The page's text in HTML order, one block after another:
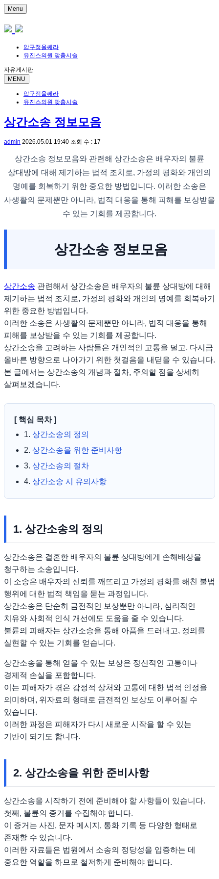
Menu
압구정울쎄라
유진스의원 맞춤시술
자유게시판
MENU
압구정울쎄라
유진스의원 맞춤시술
상간소송 정보모음
admin 2026.05.01 19:40 조회 수 : 17
상간소송 정보모음와 관련해 상간소송은 배우자의 불륜
상대방에 대해 제기하는 법적 조치로, 가정의 평화와 개인의
명예를 회복하기 위한 중요한 방법입니다. 이러한 소송은
사생활의 문제뿐만 아니라, 법적 대응을 통해 피해를 보상받을
수 있는 기회를 제공합니다.
상간소송 정보모음
상간소송 관련해서 상간소송은 배우자의 불륜 상대방에 대해
제기하는 법적 조치로, 가정의 평화와 개인의 명예를 회복하기
위한 중요한 방법입니다.
이러한 소송은 사생활의 문제뿐만 아니라, 법적 대응을 통해
피해를 보상받을 수 있는 기회를 제공합니다.
상간소송을 고려하는 사람들은 개인적인 고통을 덜고, 다시금
올바른 방향으로 나아가기 위한 첫걸음을 내딛을 수 있습니다.
본 글에서는 상간소송의 개념과 절차, 주의할 점을 상세히
살펴보겠습니다.
[ 핵심 목차 ]
1. 상간소송의 정의
2. 상간소송을 위한 준비사항
3. 상간소송의 절차
4. 상간소송 시 유의사항
1. 상간소송의 정의
상간소송은 결혼한 배우자의 불륜 상대방에게 손해배상을
청구하는 소송입니다.
이 소송은 배우자의 신뢰를 깨뜨리고 가정의 평화를 해친 불법
행위에 대한 법적 책임을 묻는 과정입니다.
상간소송은 단순히 금전적인 보상뿐만 아니라, 심리적인
치유와 사회적 인식 개선에도 도움을 줄 수 있습니다.
불륜의 피해자는 상간소송을 통해 아픔을 드러내고, 정의를
실현할 수 있는 기회를 얻습니다.
상간소송을 통해 얻을 수 있는 보상은 정신적인 고통이나
경제적 손실을 포함합니다.
이는 피해자가 겪은 감정적 상처와 고통에 대한 법적 인정을
의미하며, 위자료의 형태로 금전적인 보상도 이루어질 수
있습니다.
이러한 과정은 피해자가 다시 새로운 시작을 할 수 있는
기반이 되기도 합니다.
2. 상간소송을 위한 준비사항
상간소송을 시작하기 전에 준비해야 할 사항들이 있습니다.
첫째, 불륜의 증거를 수집해야 합니다.
이 증거는 사진, 문자 메시지, 통화 기록 등 다양한 형태로
존재할 수 있습니다.
이러한 자료들은 법원에서 소송의 정당성을 입증하는 데
중요한 역할을 하므로 철저하게 준비해야 합니다.